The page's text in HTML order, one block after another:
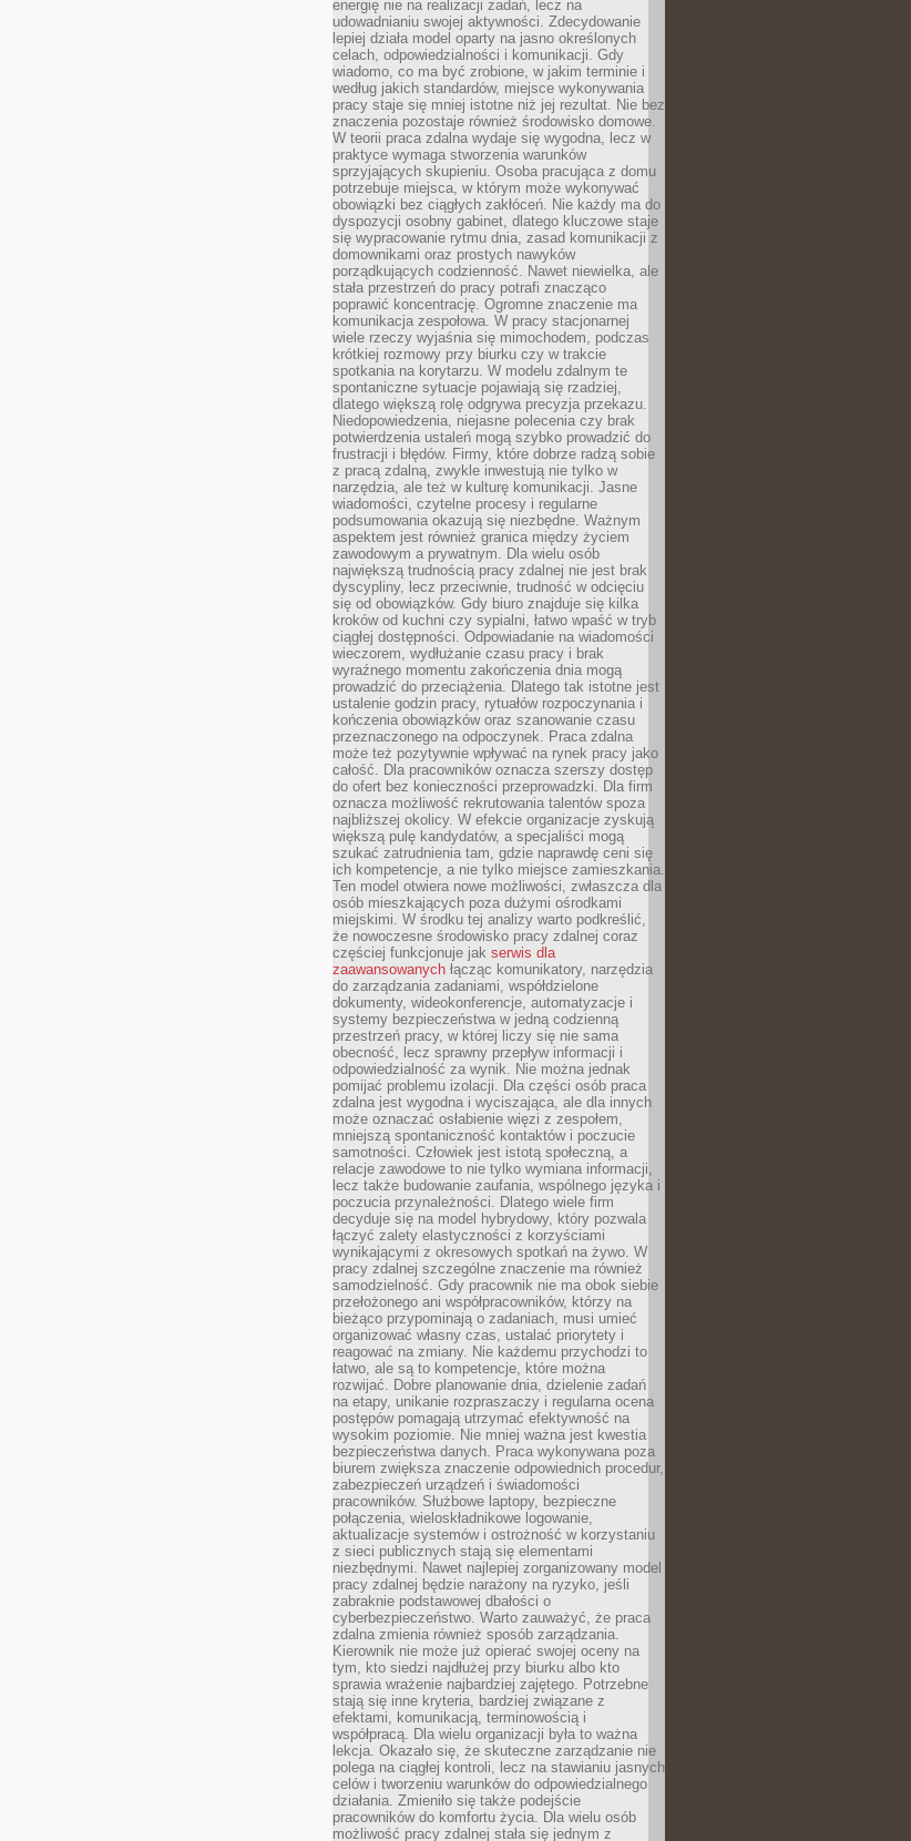
energię nie na realizacji zadań, lecz na
udowadnianiu swojej aktywności. Zdecydowanie
lepiej działa model oparty na jasno określonych
celach, odpowiedzialności i komunikacji. Gdy
wiadomo, co ma być zrobione, w jakim terminie i
według jakich standardów, miejsce wykonywania
pracy staje się mniej istotne niż jej rezultat. Nie bez
znaczenia pozostaje również środowisko domowe.
W teorii praca zdalna wydaje się wygodna, lecz w
praktyce wymaga stworzenia warunków
sprzyjających skupieniu. Osoba pracująca z domu
potrzebuje miejsca, w którym może wykonywać
obowiązki bez ciągłych zakłóceń. Nie każdy ma do
dyspozycji osobny gabinet, dlatego kluczowe staje
się wypracowanie rytmu dnia, zasad komunikacji z
domownikami oraz prostych nawyków
porządkujących codzienność. Nawet niewielka, ale
stała przestrzeń do pracy potrafi znacząco
poprawić koncentrację. Ogromne znaczenie ma
komunikacja zespołowa. W pracy stacjonarnej
wiele rzeczy wyjaśnia się mimochodem, podczas
krótkiej rozmowy przy biurku czy w trakcie
spotkania na korytarzu. W modelu zdalnym te
spontaniczne sytuacje pojawiają się rzadziej,
dlatego większą rolę odgrywa precyzja przekazu.
Niedopowiedzenia, niejasne polecenia czy brak
potwierdzenia ustaleń mogą szybko prowadzić do
frustracji i błędów. Firmy, które dobrze radzą sobie
z pracą zdalną, zwykle inwestują nie tylko w
narzędzia, ale też w kulturę komunikacji. Jasne
wiadomości, czytelne procesy i regularne
podsumowania okazują się niezbędne. Ważnym
aspektem jest również granica między życiem
zawodowym a prywatnym. Dla wielu osób
największą trudnością pracy zdalnej nie jest brak
dyscypliny, lecz przeciwnie, trudność w odcięciu
się od obowiązków. Gdy biuro znajduje się kilka
kroków od kuchni czy sypialni, łatwo wpaść w tryb
ciągłej dostępności. Odpowiadanie na wiadomości
wieczorem, wydłużanie czasu pracy i brak
wyraźnego momentu zakończenia dnia mogą
prowadzić do przeciążenia. Dlatego tak istotne jest
ustalenie godzin pracy, rytuałów rozpoczynania i
kończenia obowiązków oraz szanowanie czasu
przeznaczonego na odpoczynek. Praca zdalna
może też pozytywnie wpływać na rynek pracy jako
całość. Dla pracowników oznacza szerszy dostęp
do ofert bez konieczności przeprowadzki. Dla firm
oznacza możliwość rekrutowania talentów spoza
najbliższej okolicy. W efekcie organizacje zyskują
większą pulę kandydatów, a specjaliści mogą
szukać zatrudnienia tam, gdzie naprawdę ceni się
ich kompetencje, a nie tylko miejsce zamieszkania.
Ten model otwiera nowe możliwości, zwłaszcza dla
osób mieszkających poza dużymi ośrodkami
miejskimi. W środku tej analizy warto podkreślić,
że nowoczesne środowisko pracy zdalnej coraz
częściej funkcjonuje jak serwis dla
zaawansowanych łącząc komunikatory, narzędzia
do zarządzania zadaniami, współdzielone
dokumenty, wideokonferencje, automatyzacje i
systemy bezpieczeństwa w jedną codzienną
przestrzeń pracy, w której liczy się nie sama
obecność, lecz sprawny przepływ informacji i
odpowiedzialność za wynik. Nie można jednak
pomijać problemu izolacji. Dla części osób praca
zdalna jest wygodna i wyciszająca, ale dla innych
może oznaczać osłabienie więzi z zespołem,
mniejszą spontaniczność kontaktów i poczucie
samotności. Człowiek jest istotą społeczną, a
relacje zawodowe to nie tylko wymiana informacji,
lecz także budowanie zaufania, wspólnego języka i
poczucia przynależności. Dlatego wiele firm
decyduje się na model hybrydowy, który pozwala
łączyć zalety elastyczności z korzyściami
wynikającymi z okresowych spotkań na żywo. W
pracy zdalnej szczególne znaczenie ma również
samodzielność. Gdy pracownik nie ma obok siebie
przełożonego ani współpracowników, którzy na
bieżąco przypominają o zadaniach, musi umieć
organizować własny czas, ustalać priorytety i
reagować na zmiany. Nie każdemu przychodzi to
łatwo, ale są to kompetencje, które można
rozwijać. Dobre planowanie dnia, dzielenie zadań
na etapy, unikanie rozpraszaczy i regularna ocena
postępów pomagają utrzymać efektywność na
wysokim poziomie. Nie mniej ważna jest kwestia
bezpieczeństwa danych. Praca wykonywana poza
biurem zwiększa znaczenie odpowiednich procedur,
zabezpieczeń urządzeń i świadomości
pracowników. Służbowe laptopy, bezpieczne
połączenia, wieloskładnikowe logowanie,
aktualizacje systemów i ostrożność w korzystaniu
z sieci publicznych stają się elementami
niezbędnymi. Nawet najlepiej zorganizowany model
pracy zdalnej będzie narażony na ryzyko, jeśli
zabraknie podstawowej dbałości o
cyberbezpieczeństwo. Warto zauważyć, że praca
zdalna zmienia również sposób zarządzania.
Kierownik nie może już opierać swojej oceny na
tym, kto siedzi najdłużej przy biurku albo kto
sprawia wrażenie najbardziej zajętego. Potrzebne
stają się inne kryteria, bardziej związane z
efektami, komunikacją, terminowością i
współpracą. Dla wielu organizacji była to ważna
lekcja. Okazało się, że skuteczne zarządzanie nie
polega na ciągłej kontroli, lecz na stawianiu jasnych
celów i tworzeniu warunków do odpowiedzialnego
działania. Zmieniło się także podejście
pracowników do komfortu życia. Dla wielu osób
możliwość pracy zdalnej stała się jednym z